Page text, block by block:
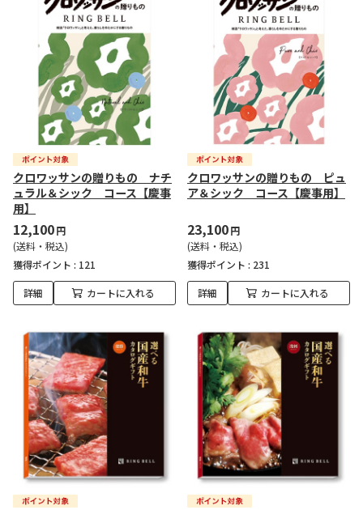
クロワッサンの贈りもの ナチ
ュラル＆シック コース【慶事
用】
12,100円
(送料・税込)
獲得ポイント : 121
詳細 カートに入れる
クロワッサンの贈りもの ピュ
ア＆シック コース【慶事用】
23,100円
(送料・税込)
獲得ポイント : 231
詳細 カートに入れる